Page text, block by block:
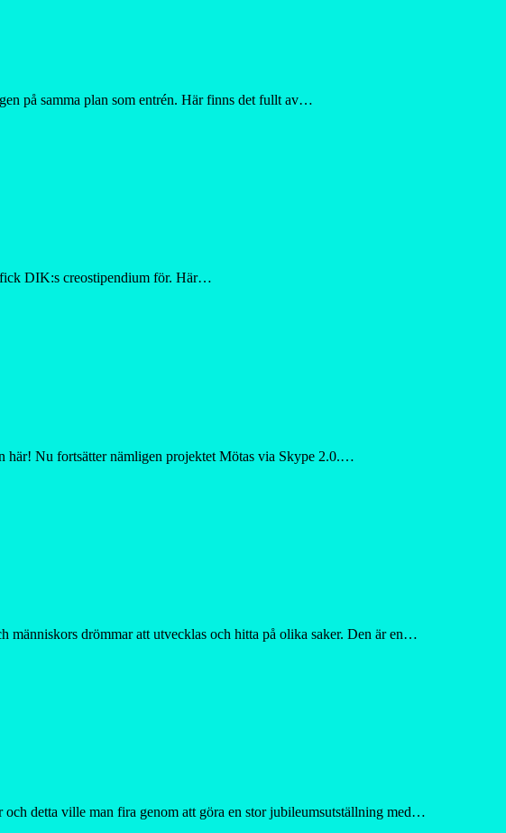
på samma plan som entrén. Här finns det fullt av…
fick DIK:s creostipendium för. Här…
här! Nu fortsätter nämligen projektet Mötas via Skype 2.0.…
människors drömmar att utvecklas och hitta på olika saker. Den är en…
detta ville man fira genom att göra en stor jubileumsutställning med…